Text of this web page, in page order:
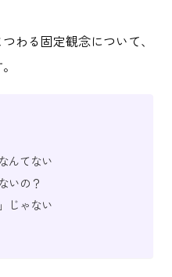
わる固定観念について、
んてない
いの？
じゃない